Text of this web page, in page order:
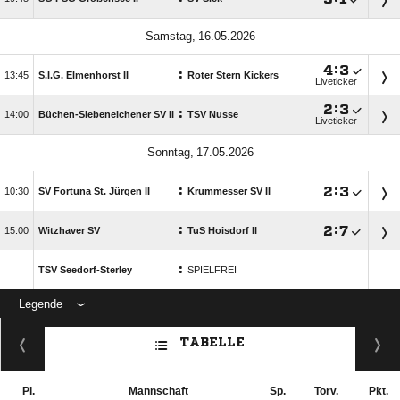
 
 S.I.G. Elmenhorst II : Roter Stern Kickers :
Liveticker
 Büchen-Siebeneichener SV II : TSV Nusse :
Liveticker
 
 SV Fortuna St. Jürgen II : Krummesser SV II :
 Witzhaver SV : TuS Hoisdorf II :
TSV Seedorf-Sterley : SPIELFREI
Legende
ANZEIGE
TABELLE
Pl. Mannschaft Sp. Torv. Pkt.